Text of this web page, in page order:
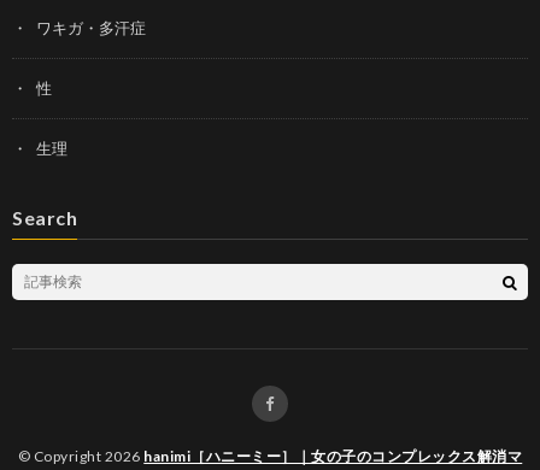
ワキガ・多汗症
性
生理
Search
© Copyright 2026 hanimi［ハニーミー］｜女の子のコンプレックス解消マ